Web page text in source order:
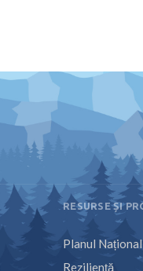
RESURSE ȘI
Planul
Reziliență